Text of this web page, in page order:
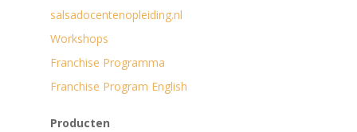
salsadocentenopleiding.nl
Workshops
Franchise Programma
Franchise Program English
Producten